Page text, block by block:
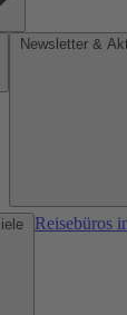
Reisebüros